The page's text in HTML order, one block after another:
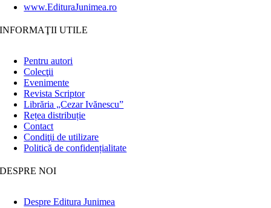
www.EdituraJunimea.ro
INFORMAŢII UTILE
Pentru autori
Colecţii
Evenimente
Revista Scriptor
Librăria „Cezar Ivănescu”
Rețea distribuție
Contact
Condiţii de utilizare
Politică de confidențialitate
DESPRE NOI
Despre Editura Junimea